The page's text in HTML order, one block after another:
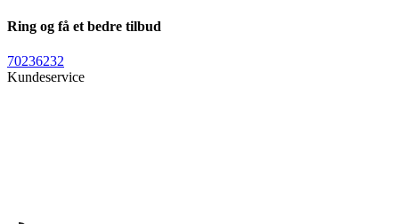
Ring og få et bedre tilbud
70236232
Kundeservice